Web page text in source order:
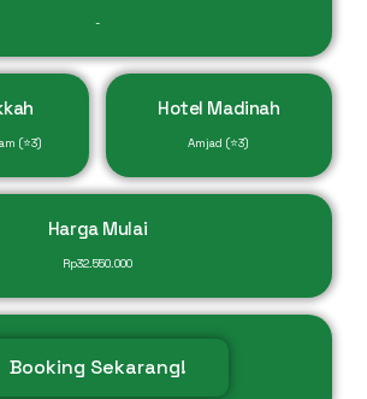
-
(⭐3)
Hotel Madinah
Amjad (⭐3)
Harga Mulai
Rp32.550.000
Booking Sekarang!